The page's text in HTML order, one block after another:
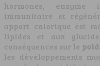
hormones, enzyme
immunitaire et
apport calorique est
lipides et aux
conséquences sur le
les développements